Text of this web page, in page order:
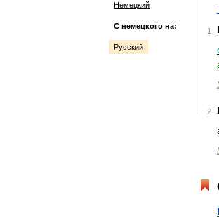
Немецкий
С немецкого на:
Русский
1
2